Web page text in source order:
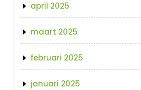
april 2025
maart 2025
februari 2025
januari 2025